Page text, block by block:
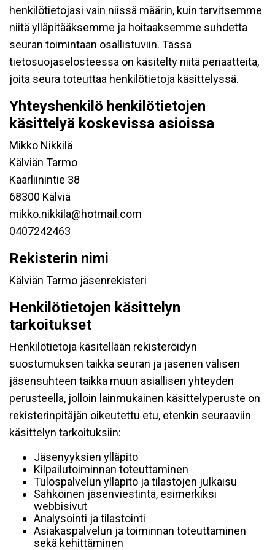
henkilötietojasi vain niissä määrin, kuin tarvitsemme
niitä ylläpitääksemme ja hoitaaksemme suhdetta
seuran toimintaan osallistuviin. Tässä
tietosuojaselosteessa on käsitelty niitä periaatteita,
joita seura toteuttaa henkilötietoja käsittelyssä.
Yhteyshenkilö henkilötietojen
käsittelyä koskevissa asioissa
Mikko Nikkilä
Kälviän Tarmo
Kaarliinintie 38
68300 Kälviä
mikko.nikkila@hotmail.com
0407242463
Rekisterin nimi
Kälviän Tarmo jäsenrekisteri
Henkilötietojen käsittelyn
tarkoitukset
Henkilötietoja käsitellään rekisteröidyn
suostumuksen taikka seuran ja jäsenen välisen
jäsensuhteen taikka muun asiallisen yhteyden
perusteella, jolloin lainmukainen käsittelyperuste on
rekisterinpitäjän oikeutettu etu, etenkin seuraaviin
käsittelyn tarkoituksiin:
Jäsenyyksien ylläpito
Kilpailutoiminnan toteuttaminen
Tulospalvelun ylläpito ja tilastojen julkaisu
Sähköinen jäsenviestintä, esimerkiksi
webbisivut
Analysointi ja tilastointi
Asiakaspalvelun ja toiminnan toteuttaminen
sekä kehittäminen